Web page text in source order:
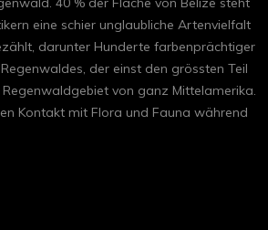
eine schier unglaubliche Artenvielfalt
darunter Hunderte farbenprächtiger
der einst den grössten Teil
von ganz Mittelamerika.
Kontakt mit Flora und Fauna während